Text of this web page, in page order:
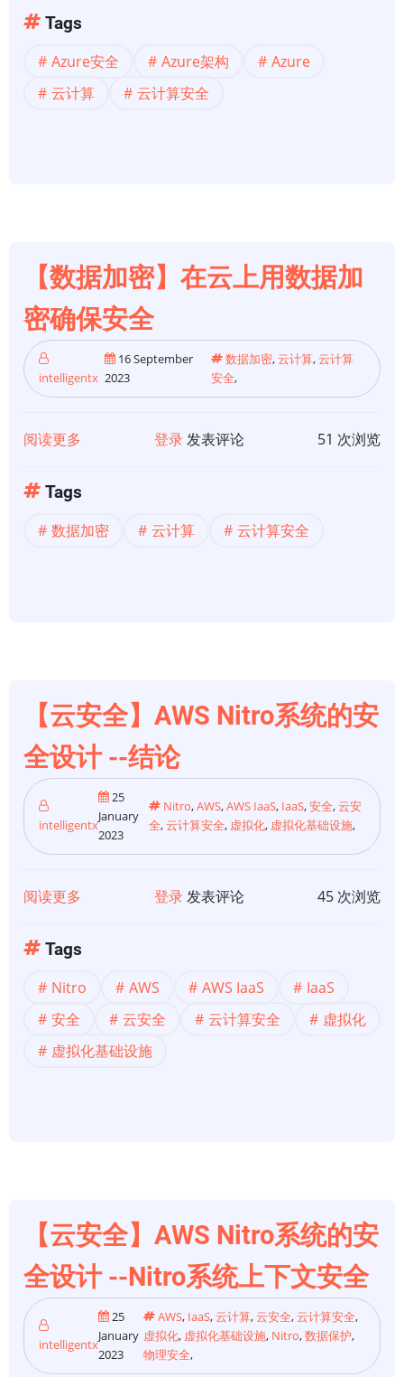
Azure
威
Defender
XDR
安
全
务
防
Tags
Azure安全 Azure架构
Azure
云计算
云计算安全
【数据加密】在云上用数据加
密确保安全
intelligentx
16 September
2023
数据加密,云计算,云计算
安全,
阅读更多
加
据
加
密
确
安
全
登录发表评论 51 次浏览
Tags
数据加密 云计算 云计算安全
【云安全】AWS Nitro系统的安
全设计 --结论
intelligentx
25
January
2023
Nitro,AWS,AWS IaaS, IaaS,安全,云安
全,云计算安全, 虚拟化, 虚拟化基础设施,
阅读更多
全】
AWS
Nitro
-
-
结
登录发表评论 45 次浏览
Tags
Nitro AWS AWS IaaS
IaaS
安全
云安全 云计算安全
虚拟化
虚拟化基础设施
【云安全】AWS Nitro系统的安
全设计 --Nitro系统上下文安全
intelligentx
25
January
2023
AWS, IaaS,云计算,云安全,云计算安全,
虚拟化, 虚拟化基础设施, Nitro,数据保护,
物理安全,